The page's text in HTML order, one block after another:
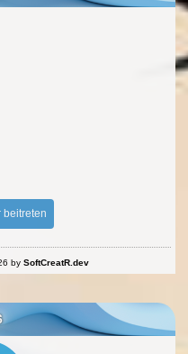
beitreten
by SoftCreatR.dev